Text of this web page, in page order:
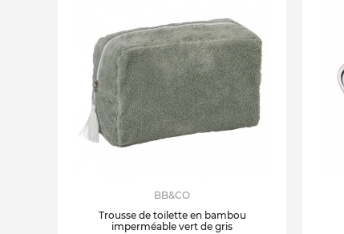
BB&CO
Trousse de toilette en bambou
imperméable vert de gris